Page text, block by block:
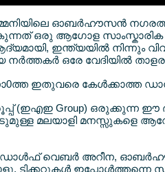
ഓബര്‍ഹൗസന്‍
ഒരു ആഗോള
ഇന്ത്യയില്‍ നിന്നും
നര്‍ത്തകര്‍ ഒരേ വേദിയില്‍
ഇതുവരെ കേള്‍ക്കാത്ത
(ഇഎഇ Group) ഒരുക്കുന്ന
മലയാളി മനസ്സുകളെ
വെബര്‍ അറീന, ഓബര്‍ഹൗസന്‍,
ടിക്കറ്റുകള്‍